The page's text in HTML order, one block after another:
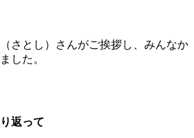
さとし）さんがご挨拶し、みんなか
した。
返って